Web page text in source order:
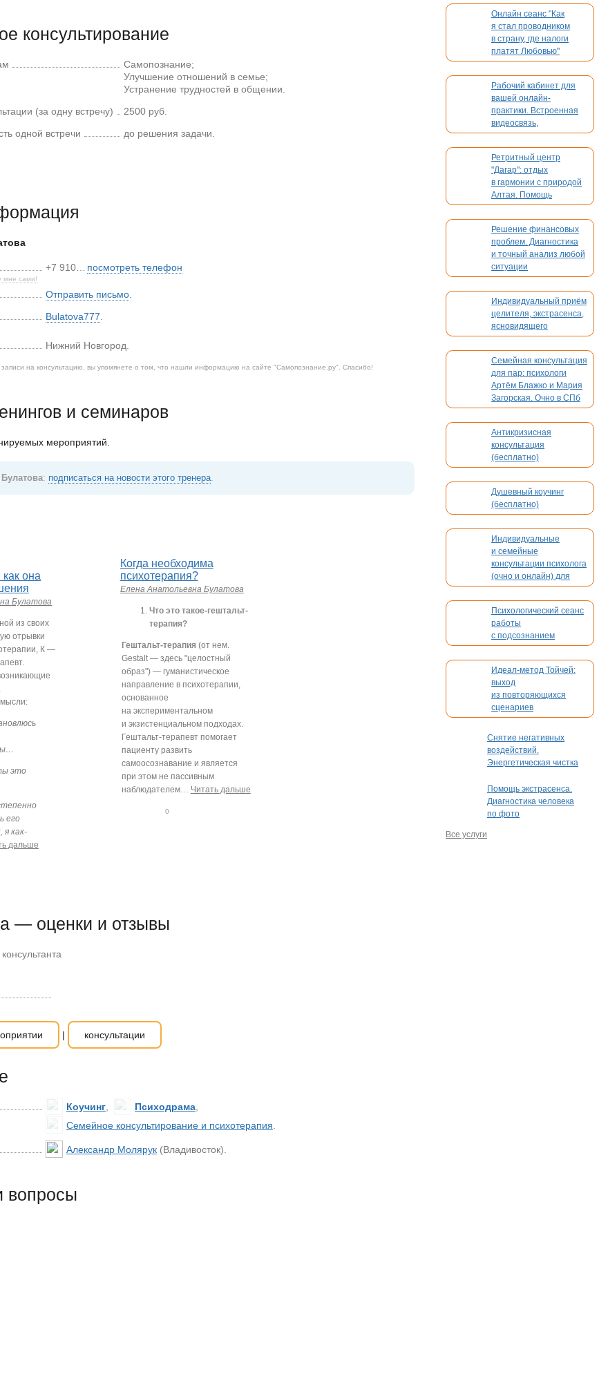
Онлайн сеанс "Как
я стал проводником
в страну, где налоги
платят Любовью"
Рабочий кабинет для
вашей онлайн-
практики. Встроенная
видеосвязь,
бронирование,
платежи. Без
конкуренции
Ретритный центр
"Дагар": отдых
в гармонии с природой
Алтая. Помощь
в организации вашего
мероприятия
Решение финансовых
проблем. Диагностика
и точный анализ любой
ситуации
Индивидуальный приём
целителя, экстрасенса,
ясновидящего
Семейная консультация
для пар: психологи
Артём Блажко и Мария
Загорская. Очно в СПб
и онлайн
Антикризисная
консультация
(бесплатно)
Душевный коучинг
(бесплатно)
Индивидуальные
и семейные
консультации психолога
(очно и онлайн) для
взрослых и детей
Психологический сеанс
работы
с подсознанием
Идеал-метод Тойчей:
выход
из повторяющихся
сценариев
Снятие негативных
воздействий.
Энергетическая чистка
Помощь экстрасенса.
Диагностика человека
по фото
Все услуги
консультирование
Самопознание;
Улучшение отношений в семье;
Устранение трудностей в общении.
(за одну встречу)
2500 руб.
одной встречи
до решения задачи.
мне сами!
+7 910… посмотреть телефон
Отправить письмо.
Bulatova777.
Нижний Новгород.
на консультацию, вы упомянете о том, что нашли информацию на сайте "Самопознание.ру". Спасибо!
и семинаров
мероприятий.
: подписаться на новости этого тренера.
она
Булатова
из своих
отрывки
К —
это
его
я как-
дальше
Когда необходима
психотерапия?
Елена Анатольевна Булатова
Что это такое-гештальт-
терапия?
Гештальт-терапия (от нем.
Gestalt — здесь "целостный
образ") — гуманистическое
направление в психотерапии,
основанное
на экспериментальном
и экзистенциальном подходах.
Гештальт-терапевт помогает
пациенту развить
самоосознавание и является
при этом не пассивным
наблюдателем… Читать дальше
0
— оценки и отзывы
| консультации
Коучинг, Психодрама,
Семейное консультирование и психотерапия.
Александр Молярук (Владивосток).
вопросы